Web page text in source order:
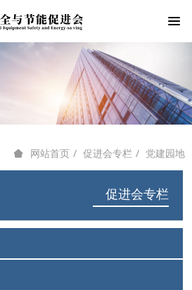
促进会专栏
网站首页 促进会专栏 党建园地